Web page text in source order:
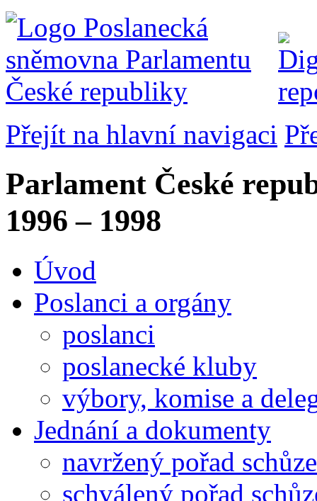
Přejít na hlavní navigaci
Parlament České
1996 – 1998
Úvod
Poslanci a orgány
poslanci
poslanecké kluby
výbory, komise a
Jednání a dokumenty
navržený pořad schůze
schválený pořad